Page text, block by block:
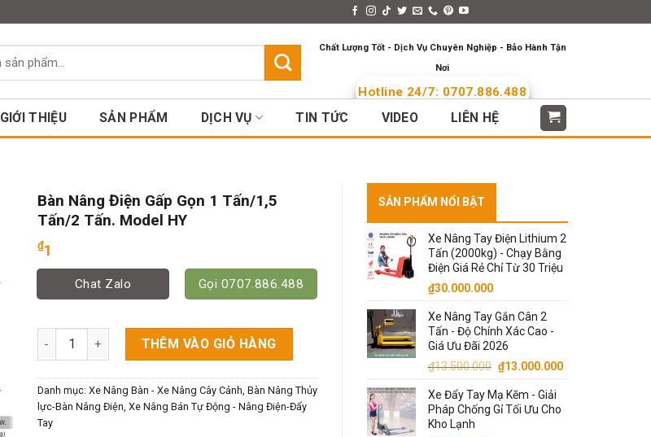
Chất Lượng Tốt - Dịch Vụ Chuyên Nghiệp - Bảo Hành Tận
Nơi
Hotline 24/7: 0707.886.488
GIỚI THIỆU SẢN PHẨM DỊCH VỤ TIN TỨC VIDEO LIÊN HỆ
Bàn Nâng Điện Gấp Gọn 1 Tấn/1,5
Tấn/2 Tấn. Model HY
₫1
Chat Zalo Gọi 0707.886.488
Bàn Nâng Điện Gấp Gọn 1 Tấn/1,5 Tấn/2 Tấn. Model HY số lượng
THÊM VÀO GIỎ HÀNG
Danh mục: Xe Nâng Bàn - Xe Nâng Cây Cảnh Bàn Nâng Thủy
lực-Bàn Nâng Điện Xe Nâng Bán Tự Động - Nâng Điện-Đẩy
Tay
SẢN PHẨM NỔI BẬT
Xe Nâng Tay Điện Lithium 2
Tấn (2000kg) - Chạy Bằng
Điện Giá Rẻ Chỉ Từ 30 Triệu
₫30.000.000
Xe Nâng Tay Gắn Cân 2
Tấn - Độ Chính Xác Cao -
Giá Ưu Đãi 2026
₫13.500.000 Giá
là:
₫13.500.000.
₫13.000.000Giá
Xe Đẩy Tay Mạ Kẽm - Giải
Pháp Chống Gỉ Tối Ưu Cho
Kho Lạnh